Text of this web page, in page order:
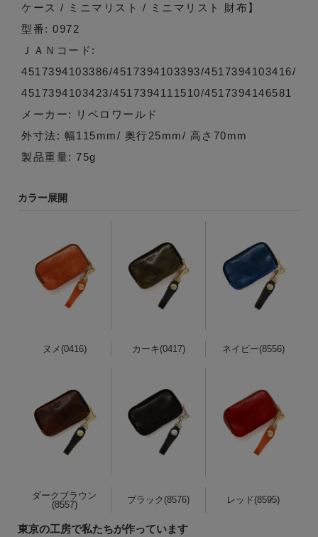
ケース / ミニマリスト / ミニマリスト 財布】
型番: 0972
ＪＡＮコード:
4517394103386/4517394103393/4517394103416/
4517394103423/4517394111510/4517394146581
メーカー: リベロワールド
外寸法: 幅115mm/ 奥行25mm/ 高さ70mm
製品重量: 75g
カラー展開
ヌメ(0416) カーキ(0417) ネイビー(8556)
ダークブラウン
(8557)
ブラック(8576) レッド(8595)
東京の工房で私たちが作っています